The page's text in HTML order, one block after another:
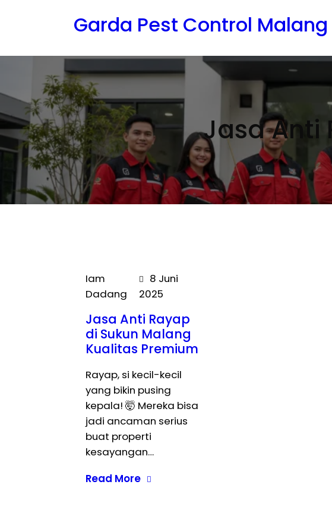
Garda Pest Control Malang
Jasa Anti
Iam
Dadang
8 Juni
2025
Jasa Anti Rayap
di Sukun Malang
Kualitas Premium
Rayap, si kecil-kecil
yang bikin pusing
kepala! 🤯 Mereka bisa
jadi ancaman serius
buat properti
kesayangan…
Read More